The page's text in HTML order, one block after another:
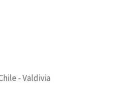
- Valdivia